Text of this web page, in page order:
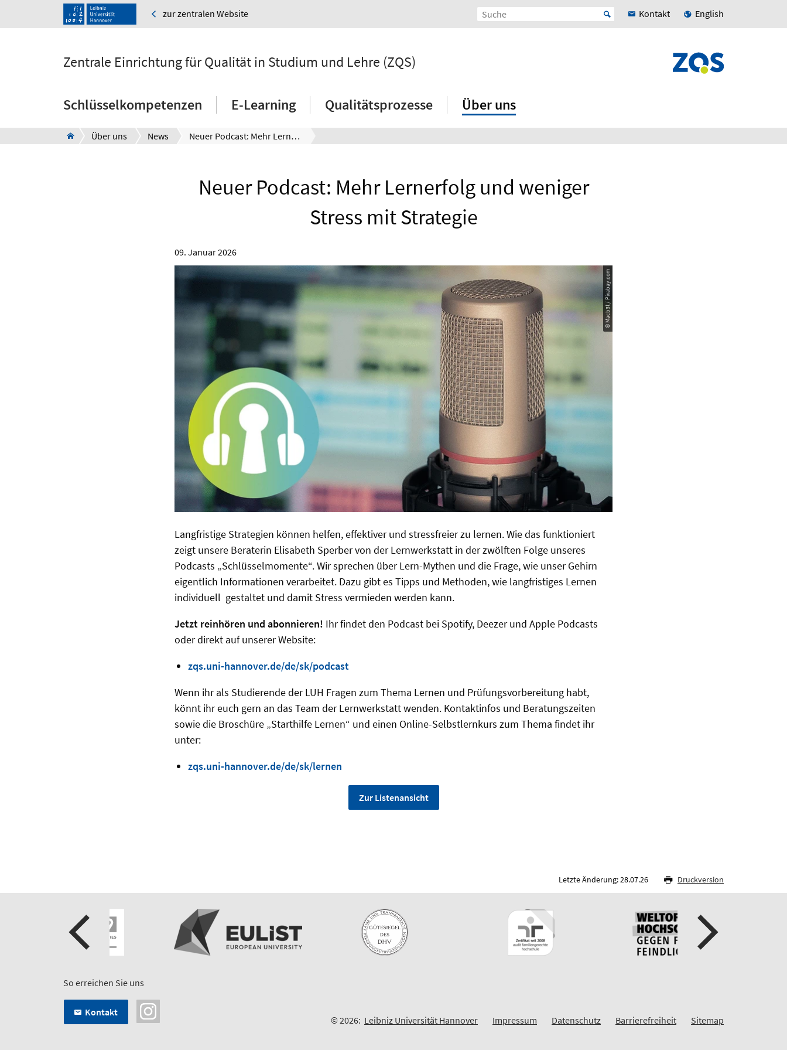
zur zentralen Website Kontakt English
Zentrale Einrichtung für Qualität in Studium und Lehre (ZQS)
Schlüsselkompetenzen E-Learning Qualitätsprozesse Über uns
Über uns News Neuer Podcast: Mehr Lernerfolg und weniger Stress mit Strategie
Neuer Podcast: Mehr Lernerfolg und weniger
Stress mit Strategie
09. Januar 2026
© Macb3t / Pixabay.com
Langfristige Strategien können helfen, effektiver und stressfreier zu lernen. Wie das funktioniert
zeigt unsere Beraterin Elisabeth Sperber von der Lernwerkstatt in der zwölften Folge unseres
Podcasts „Schlüsselmomente“. Wir sprechen über Lern-Mythen und die Frage, wie unser Gehirn
eigentlich Informationen verarbeitet. Dazu gibt es Tipps und Methoden, wie langfristiges Lernen
individuell gestaltet und damit Stress vermieden werden kann.
Jetzt reinhören und abonnieren! Ihr findet den Podcast bei Spotify, Deezer und Apple Podcasts
oder direkt auf unserer Website:
zqs.uni-hannover.de/de/sk/podcast
Wenn ihr als Studierende der LUH Fragen zum Thema Lernen und Prüfungsvorbereitung habt,
könnt ihr euch gern an das Team der Lernwerkstatt wenden. Kontaktinfos und Beratungszeiten
sowie die Broschüre „Starthilfe Lernen“ und einen Online-Selbstlernkurs zum Thema findet ihr
unter:
zqs.uni-hannover.de/de/sk/lernen
Zur Listenansicht
Letzte Änderung: 28.07.26 Druckversion
So erreichen Sie uns
Kontakt
© 2026: Leibniz Universität Hannover Impressum Datenschutz Barrierefreiheit Sitemap